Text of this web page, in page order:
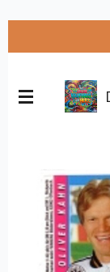
springen